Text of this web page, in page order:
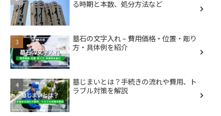
る時期と本数、処分方法など
墓石の文字入れ – 費用価格・位置・彫り
方・具体例を紹介
墓じまいとは？手続きの流れや費用、ト
ラブル対策を解説